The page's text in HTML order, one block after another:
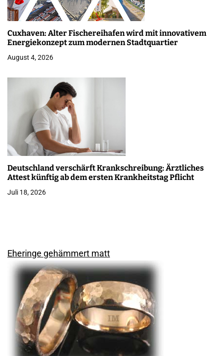
Cuxhaven: Alter Fischereihafen wird mit innovativem
Energiekonzept zum modernen Stadtquartier
August 4, 2026
Deutschland verschärft Krankschreibung: Ärztliches
Attest künftig ab dem ersten Krankheitstag Pflicht
Juli 18, 2026
Eheringe gehämmert matt